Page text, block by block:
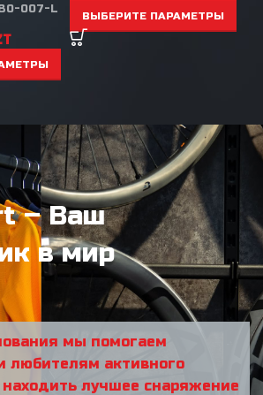
007-L
ВЫБЕРИТЕ ПАРАМЕТРЫ
– Ваш
в мир
мы помогаем
любителям активного
лучшее снаряжение